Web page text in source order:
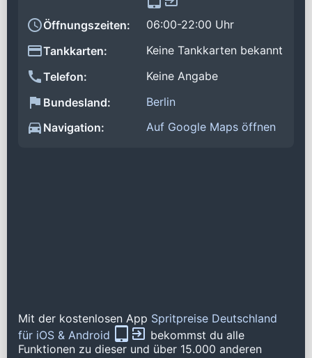
Öffnungszeiten:
06:00-22:00 Uhr
Tankkarten:
Keine Tankkarten bekannt
Telefon:
Keine Angabe
Bundesland:
Berlin
Navigation:
Auf Google Maps öffnen
Mit der kostenlosen App Spritpreise Deutschland
für iOS & Android
bekommst du alle
Funktionen zu dieser und über 15.000 anderen